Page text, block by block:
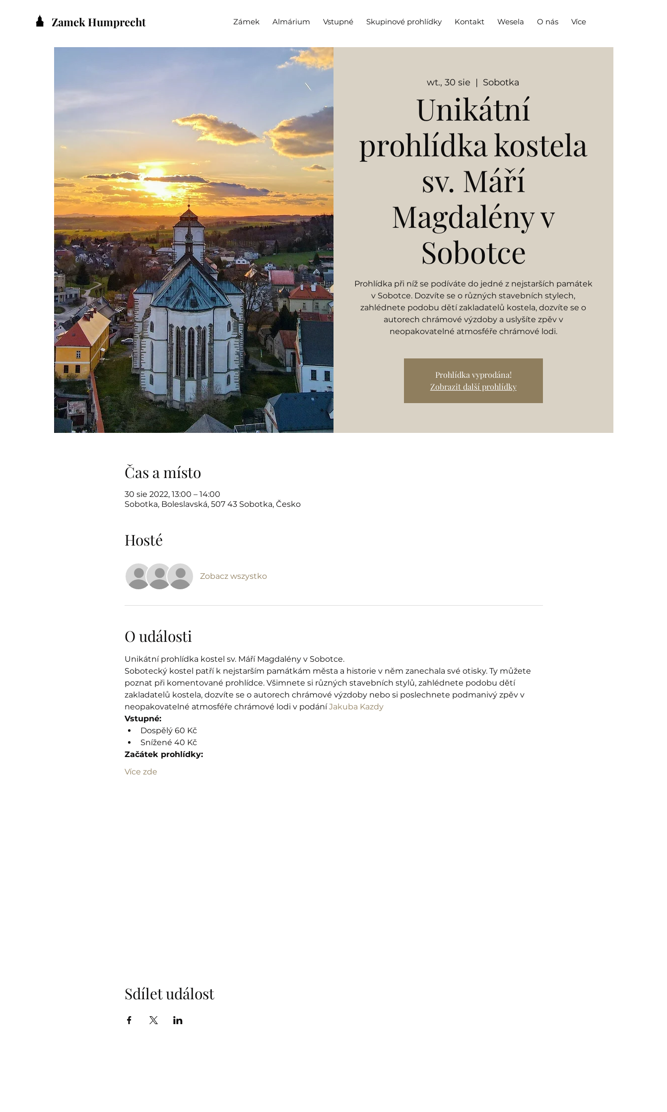
Zamek Humprecht Zámek Almárium Vstupné Skupinové prohlídky Kontakt Wesela O nás Více
wt., 30 sie
  |
Sobotka
Unikátní
prohlídka kostela
sv. Máří
Magdalény v
Sobotce
Prohlídka při níž se podíváte do jedné z nejstarších památek
v Sobotce. Dozvíte se o různých stavebních stylech,
zahlédnete podobu dětí zakladatelů kostela, dozvíte se o
autorech chrámové výzdoby a uslyšíte zpěv v
neopakovatelné atmosféře chrámové lodi.
Prohlídka vyprodána!
Zobrazit další prohlídky
Čas a místo
30 sie 2022, 13:00 – 14:00
Sobotka, Boleslavská, 507 43 Sobotka, Česko
Hosté
Zobacz wszystko
O události
Unikátní prohlídka kostel sv. Máří Magdalény v Sobotce.
Sobotecký kostel patří k nejstarším památkám města a historie v něm zanechala své otisky. Ty můžete
poznat při komentované prohlídce. Všimnete si různých stavebních stylů, zahlédnete podobu dětí
zakladatelů kostela, dozvíte se o autorech chrámové výzdoby nebo si poslechnete podmanivý zpěv v
neopakovatelné atmosféře chrámové lodi v podání Jakuba Kazdy
Vstupné:
Dospělý 60 Kč
Snížené 40 Kč
Začátek prohlídky:
Více zde
Sdílet událost